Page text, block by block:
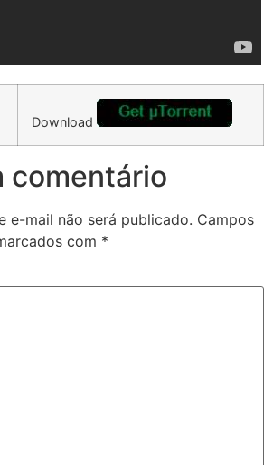
Download
comentário
e-mail não será publicado. Campos
com *